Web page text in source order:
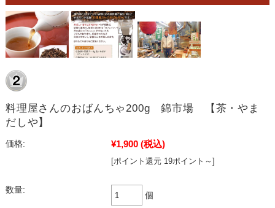
料理屋さんのおばんちゃ200g 錦市場 【茶・やま
だしや】
価格: ¥1,900 (税込)
[ポイント還元 19ポイント～]
数量:
個